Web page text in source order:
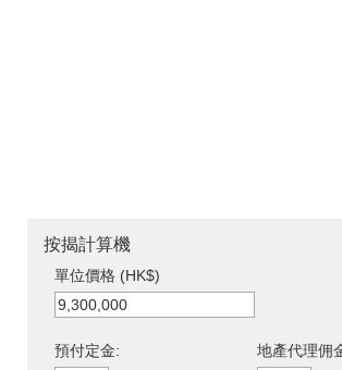
按揭計算機
單位價格 (HK$)
預付定金:
地產代理佣